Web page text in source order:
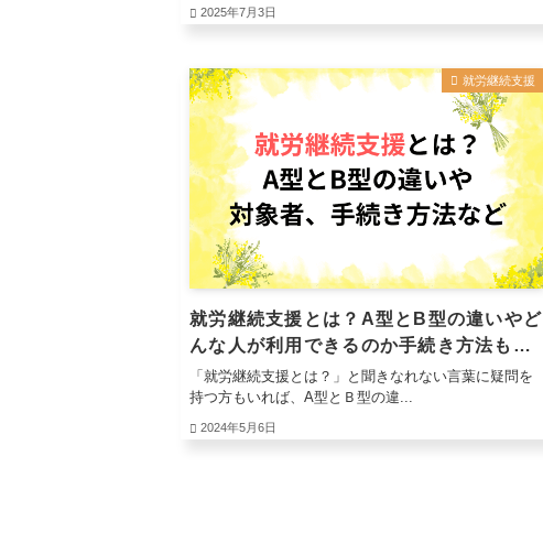
2025年7月3日
就労継続支援
就労継続支援とは？A型とB型の違いやど
んな人が利用できるのか手続き方法も併
せて紹介
「就労継続支援とは？」と聞きなれない言葉に疑問を
持つ方もいれば、A型とＢ型の違...
2024年5月6日